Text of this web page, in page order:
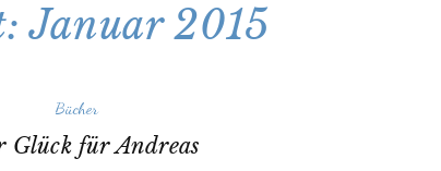
Januar 2015
Bücher
Glück für Andreas